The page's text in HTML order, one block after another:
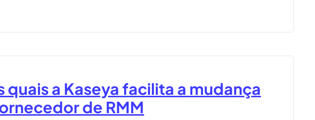
quais a Kaseya facilita a mudança
de RMM